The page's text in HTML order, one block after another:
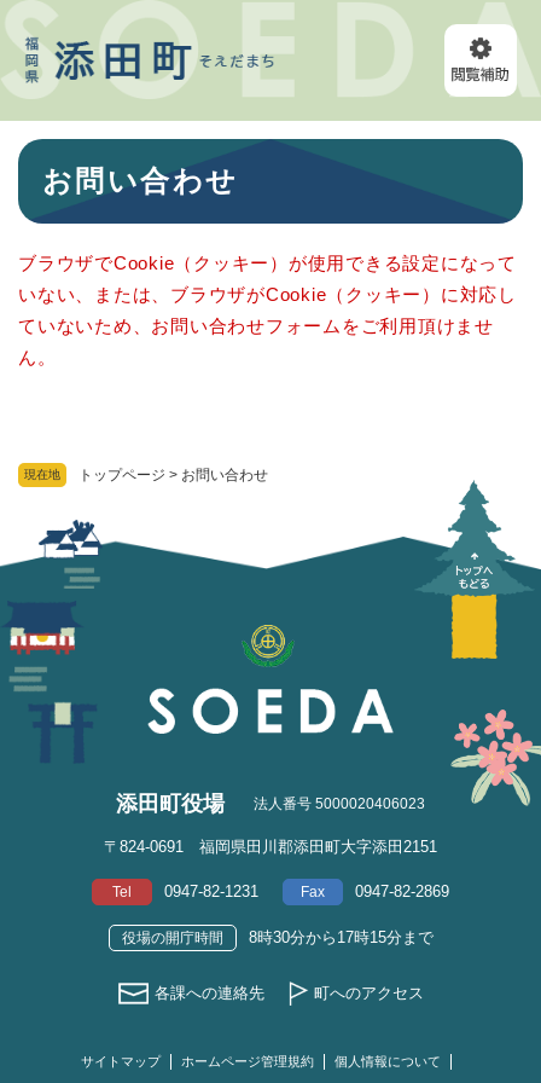
ペ
ー
の
メニューを飛ばして本文へ
現在地 トップページ > お問い合わせ
本
お問い合わせ
ブラウザでCookie（クッキー）が使用できる設定になって
いない、または、ブラウザがCookie（クッキー）に対応し
ていないため、お問い合わせフォームをご利用頂けませ
ん。
添田町役場 法人番号 5000020406023
〒824-0691 福岡県田川郡添田町大字添田2151
Tel 0947-82-1231 Fax 0947-82-2869
役場の開庁時間 8時30分から17時15分まで
各課への連絡先 町へのアクセス
サイトマップ ホームページ管理規約 個人情報について